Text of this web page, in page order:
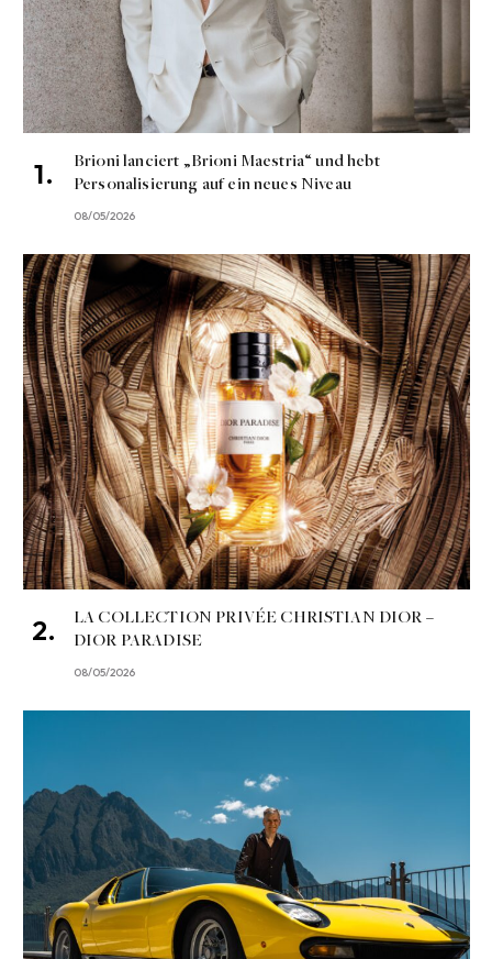
Brioni lanciert „Brioni Maestria“ und hebt
Personalisierung auf ein neues Niveau
08/05/2026
LA COLLECTION PRIVÉE CHRISTIAN DIOR –
DIOR PARADISE
08/05/2026